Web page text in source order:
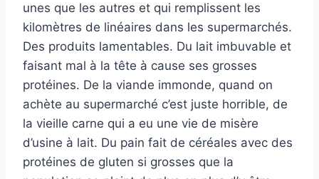
unes que les autres et qui remplissent les
kilomètres de linéaires dans les supermarchés.
Des produits lamentables. Du lait imbuvable et
faisant mal à la tête à cause ses grosses
protéines. De la viande immonde, quand on
achète au supermarché c’est juste horrible, de
la vieille carne qui a eu une vie de misère
d’usine à lait. Du pain fait de céréales avec des
protéines de gluten si grosses que la